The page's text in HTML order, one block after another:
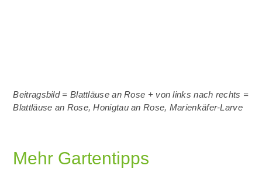
Beitragsbild = Blattläuse an Rose + von links nach rechts =
Blattläuse an Rose, Honigtau an Rose, Marienkäfer-Larve
Mehr Gartentipps